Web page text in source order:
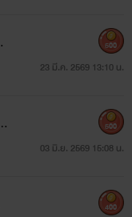
23 มี.ค. 2569 13:10 น.
500
03 มิ.ย. 2569 15:08 น.
500
400